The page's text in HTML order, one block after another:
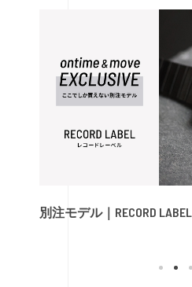
別注モデル｜RECORD LABEL